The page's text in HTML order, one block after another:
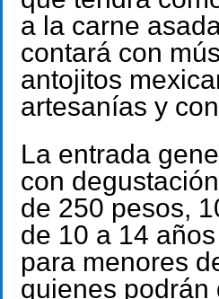
a la carne
contará con
antojitos
artesanías y
La entrada
con
de 250 pesos,
de 10 a 14
para menores
quienes podrán